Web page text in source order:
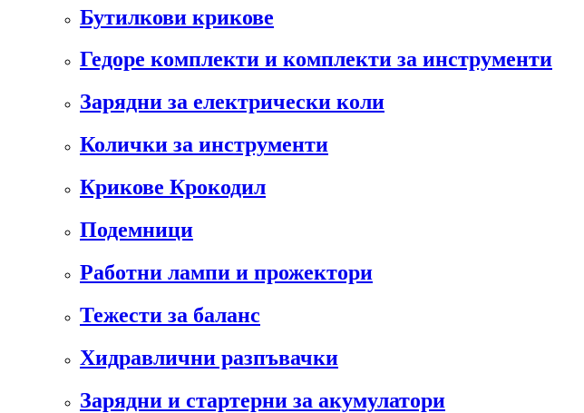
Бутилкови крикове
Гедоре комплекти и комплекти за инструменти
Зарядни за електрически коли
Колички за инструменти
Крикове Крокодил
Подемници
Работни лампи и прожектори
Тежести за баланс
Хидравлични разпъвачки
Зарядни и стартерни за акумулатори